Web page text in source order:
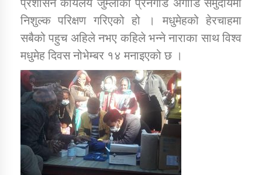
तातोपानी गाउँपालिकाको न्यायिक समिति सम्बन्धी सन्देश
तातोपानी गाउँपालिका जुम्लाको महिला तथा लैङ्गिक हिंसा
सम्बन्धी सूचना सन्देश
तातोपानी गाउँपालिका जुम्लाको महिनावारी सम्बन्धिकाे
सन्देश
तातोपानी गाउँपालिका जुम्लाको बालविवाह सन्देश
प्रशासन कार्यलय जुम्लाको प्रनगाड अगाडि समुदायमा
निशुल्क परिक्षण गरिएको हो । मधुमेहको हेरचाहमा
सबैको पहुच अहिले नभए कहिले भन्ने नाराका साथ विश्व
मधुमेह दिवस नोभेम्बर १४ मनाइएको छ ।